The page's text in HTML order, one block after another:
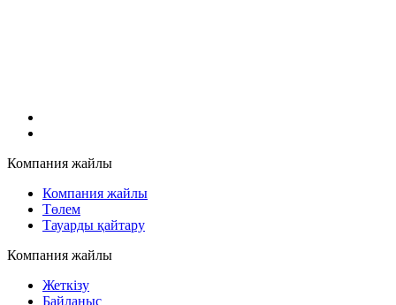
Компания жайлы
Компания жайлы
Төлем
Тауарды қайтару
Компания жайлы
Жеткізу
Байланыс